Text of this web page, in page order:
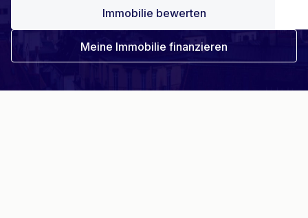
Immobilie bewerten
Meine Immobilie finanzieren